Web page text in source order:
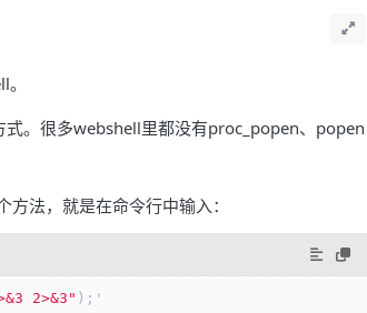
。很多webshell里都没有proc_popen、popen
方法，就是在命令行中输入：
2>&3" );'